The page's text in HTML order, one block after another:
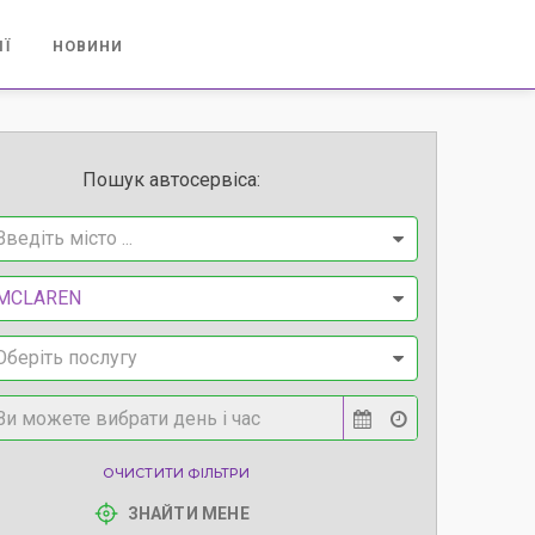
НОВИНИ
Пошук автосервіса:
місто ...
послугу
ОЧИСТИТИ ФІЛЬТРИ
ЗНАЙТИ МЕНЕ